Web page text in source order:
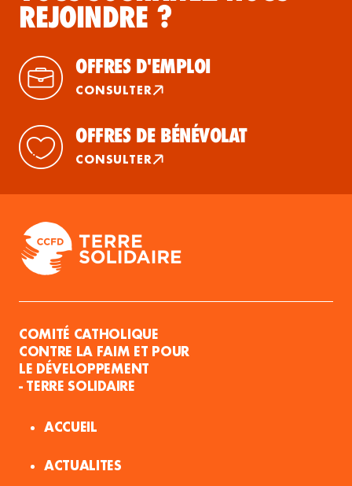
REJOINDRE ?
OFFRES D'EMPLOI
CONSULTER
OFFRES DE BÉNÉVOLAT
CONSULTER
COMITÉ CATHOLIQUE
CONTRE LA FAIM ET POUR
LE DÉVELOPPEMENT
- TERRE SOLIDAIRE
ACCUEIL
ACTUALITES